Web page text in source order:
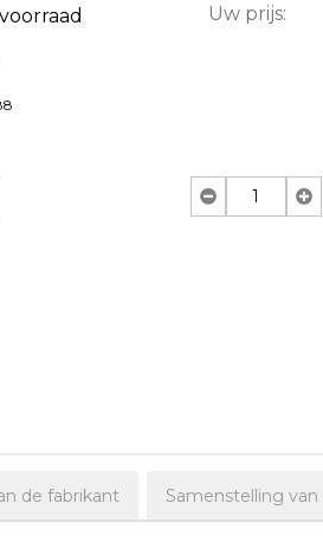
Uw prijs:
de fabrikant Samenstelling